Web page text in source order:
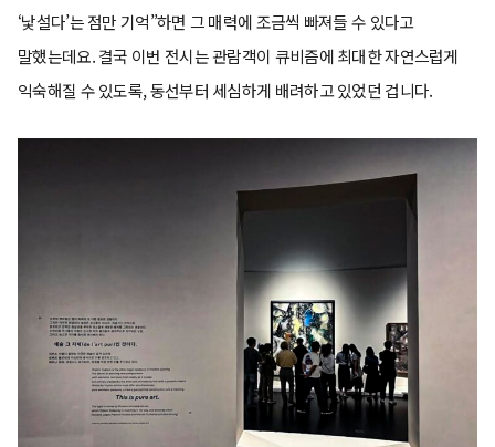
‘낯설다’는 점만 기억”하면 그 매력에 조금씩 빠져들 수 있다고
말했는데요. 결국 이번 전시는 관람객이 큐비즘에 최대한 자연스럽게
익숙해질 수 있도록, 동선부터 세심하게 배려하고 있었던 겁니다.